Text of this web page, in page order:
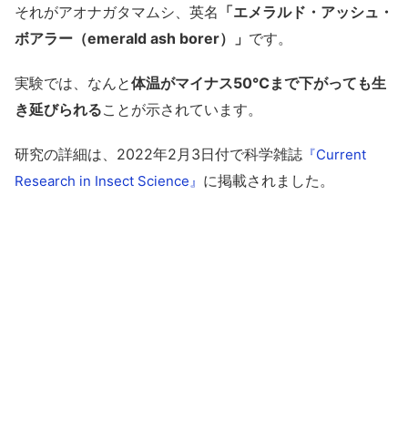
それがアオナガタマムシ、英名 「エメラルド・アッシュ・
ボアラー（emerald ash borer）」 です。
実験では、なんと体温がマイナス50℃まで下がっても生
き延びられることが示されています。
研究の詳細は、2022年2月3日付で科学雑誌 『Current
Research in Insect Science』 に掲載されました。